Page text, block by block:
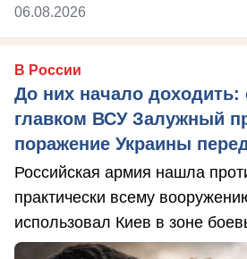
06.08.2026
В России
До них начало доходить:
главком ВСУ Залужный
поражение Украины
Российская армия нашла
практически всему
использовал Киев в зоне